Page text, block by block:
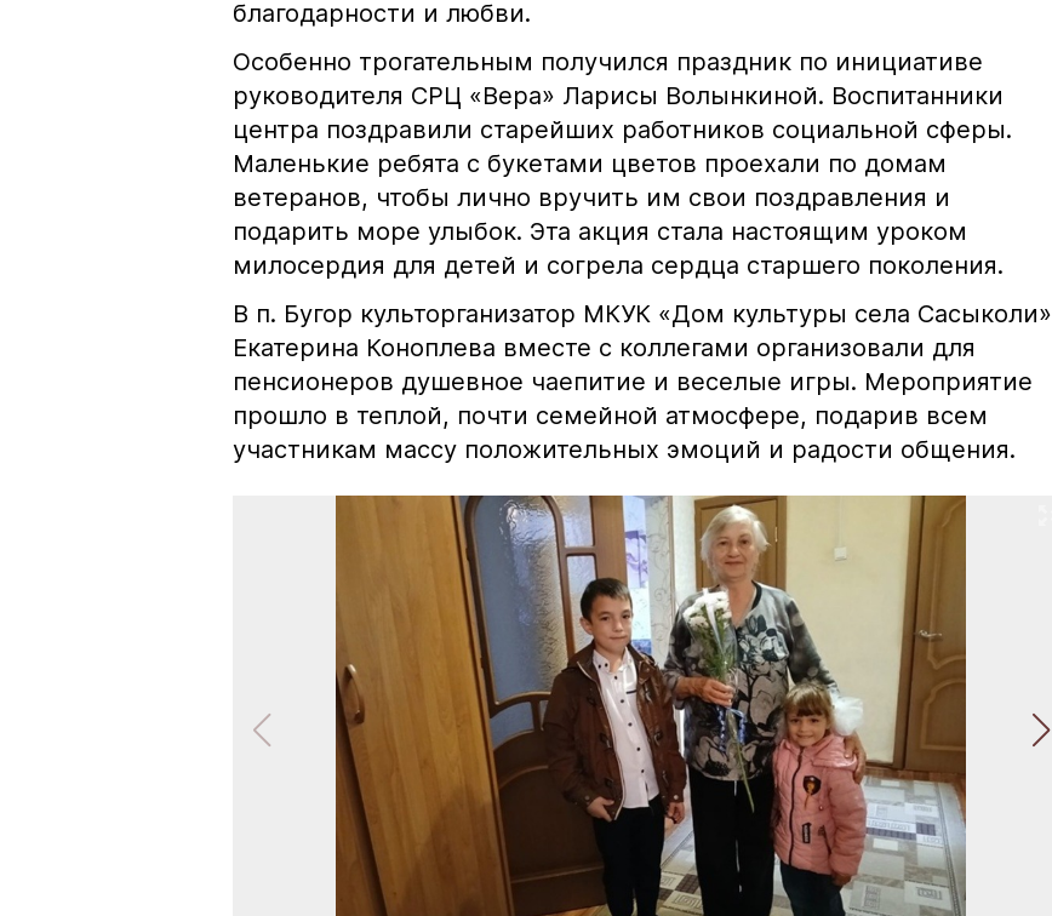
благодарности и любви.
Особенно трогательным получился праздник по инициативе
руководителя СРЦ «Вера» Ларисы Волынкиной. Воспитанники
центра поздравили старейших работников социальной сферы.
Маленькие ребята с букетами цветов проехали по домам
ветеранов, чтобы лично вручить им свои поздравления и
подарить море улыбок. Эта акция стала настоящим уроком
милосердия для детей и согрела сердца старшего поколения.
В п. Бугор культорганизатор МКУК «Дом культуры села Сасыколи»
Екатерина Коноплева вместе с коллегами организовали для
пенсионеров душевное чаепитие и веселые игры. Мероприятие
прошло в теплой, почти семейной атмосфере, подарив всем
участникам массу положительных эмоций и радости общения.